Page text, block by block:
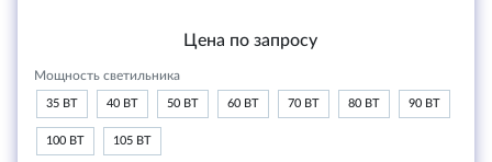
Цена по запросу
Мощность светильника
35 ВТ 40 ВТ 50 ВТ 60 ВТ 70 ВТ 80 ВТ 90 ВТ
100 ВТ 105 ВТ